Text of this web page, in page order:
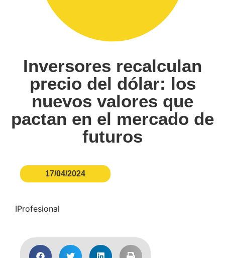
Inversores recalculan
precio del dólar: los
nuevos valores que
pactan en el mercado de
futuros
17/04/2024
IProfesional